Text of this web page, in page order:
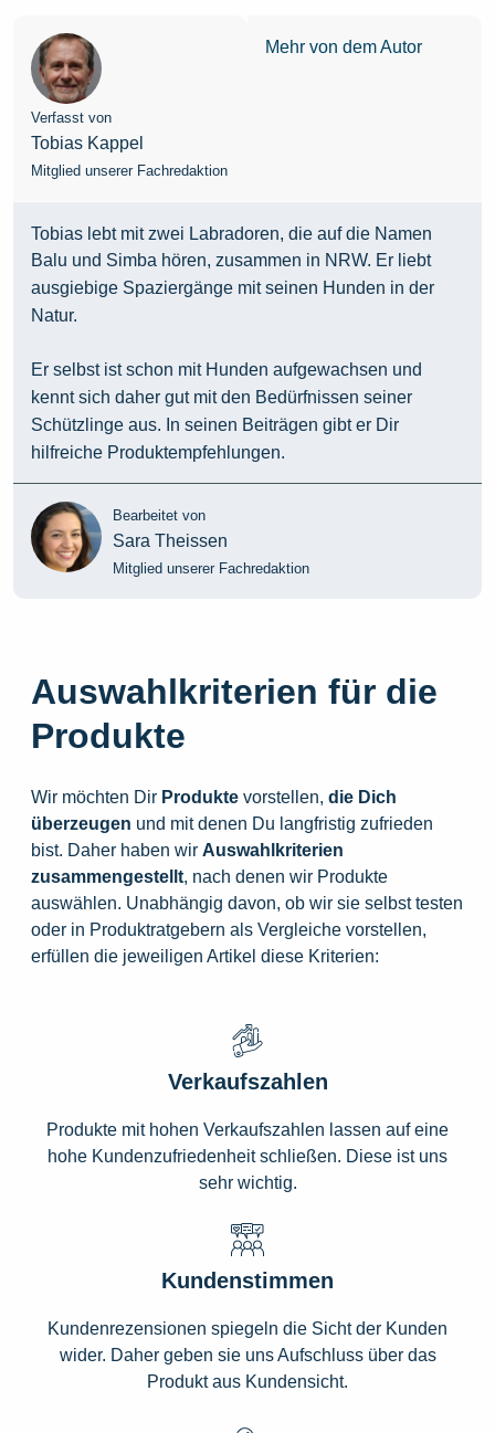
Verfasst von
Tobias Kappel
Mitglied unserer Fachredaktion
Mehr von dem Autor
Tobias lebt mit zwei Labradoren, die auf die Namen
Balu und Simba hören, zusammen in NRW. Er liebt
ausgiebige Spaziergänge mit seinen Hunden in der
Natur.
Er selbst ist schon mit Hunden aufgewachsen und
kennt sich daher gut mit den Bedürfnissen seiner
Schützlinge aus. In seinen Beiträgen gibt er Dir
hilfreiche Produktempfehlungen.
Bearbeitet von
Sara Theissen
Mitglied unserer Fachredaktion
Auswahlkriterien für die
Produkte
Wir möchten Dir Produkte vorstellen, die Dich
überzeugen und mit denen Du langfristig zufrieden
bist. Daher haben wir Auswahlkriterien
zusammengestellt, nach denen wir Produkte
auswählen. Unabhängig davon, ob wir sie selbst testen
oder in Produktratgebern als Vergleiche vorstellen,
erfüllen die jeweiligen Artikel diese Kriterien:
Verkaufszahlen
Produkte mit hohen Verkaufszahlen lassen auf eine
hohe Kundenzufriedenheit schließen. Diese ist uns
sehr wichtig.
Kundenstimmen
Kundenrezensionen spiegeln die Sicht der Kunden
wider. Daher geben sie uns Aufschluss über das
Produkt aus Kundensicht.